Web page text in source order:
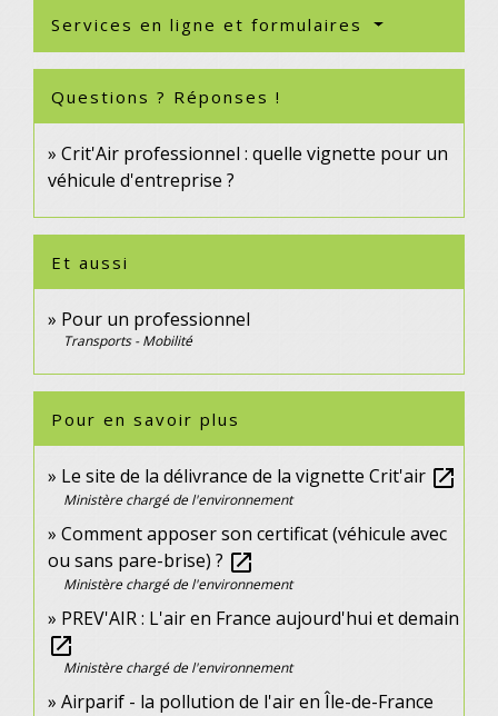
Services en ligne et formulaires
Questions ? Réponses !
Crit'Air professionnel : quelle vignette pour un
véhicule d'entreprise ?
Et aussi
Pour un professionnel
Transports - Mobilité
Pour en savoir plus
Le site de la délivrance de la vignette Crit'air open_in_new
Ministère chargé de l'environnement
Comment apposer son certificat (véhicule avec
ou sans pare-brise) ? open_in_new
Ministère chargé de l'environnement
PREV'AIR : L'air en France aujourd'hui et demain
open_in_new
Ministère chargé de l'environnement
Airparif - la pollution de l'air en Île-de-France